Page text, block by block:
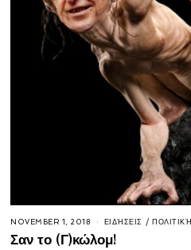
NOVEMBER 1, 2018 ΕΙΔΉΣΕΙΣ / ΠΟΛΙΤΙΚΉ
Σαν το (Γ)κώλομ!